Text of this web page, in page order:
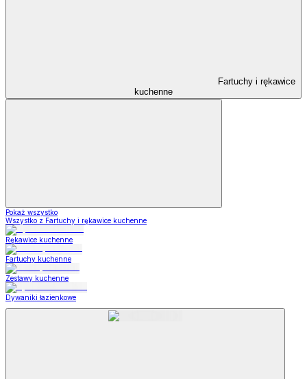
Fartuchy i rękawice
kuchenne
Pokaż wszystko
Wszystko z Fartuchy i rękawice kuchenne
Rękawice kuchenne
Fartuchy kuchenne
Zestawy kuchenne
Dywaniki łazienkowe